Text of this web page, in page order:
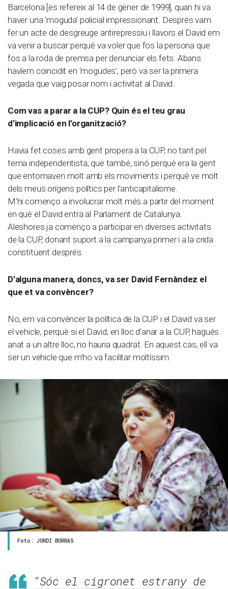
Barcelona [es refereix al 14 de gener de 1999], quan hi va
haver una ‘moguda’ policial impressionant. Després vam
fer un acte de desgreuge antirepressiu i llavors el David em
va venir a buscar perquè va voler que fos la persona que
fos a la roda de premsa per denunciar els fets. Abans
havíem coincidit en ‘mogudes’, però va ser la primera
vegada que vaig posar nom i activitat al David.
Com vas a parar a la CUP? Quin és el teu grau
d’implicació en l’organització?
Havia fet coses amb gent propera a la CUP, no tant pel
tema independentista, que també, sinó perquè era la gent
que entomaven molt amb els moviments i perquè ve molt
dels meus orígens polítics per l’anticapitalisme.
M’hi començo a involucrar molt més a partir del moment
en què el David entra al Parlament de Catalunya.
Aleshores ja començo a participar en diverses activitats
de la CUP, donant suport a la campanya primer i a la crida
constituent després.
D’alguna manera, doncs, va ser David Fernàndez el
que et va convèncer?
No, em va convèncer la política de la CUP i el David va ser
el vehicle, perquè si el David, en lloc d’anar a la CUP, hagués
anat a un altre lloc, no hauria quadrat. En aquest cas, ell va
ser un vehicle que m’ho va facilitar moltíssim.
Foto: JORDI BORRÀS
“Sóc el cigronet estrany de